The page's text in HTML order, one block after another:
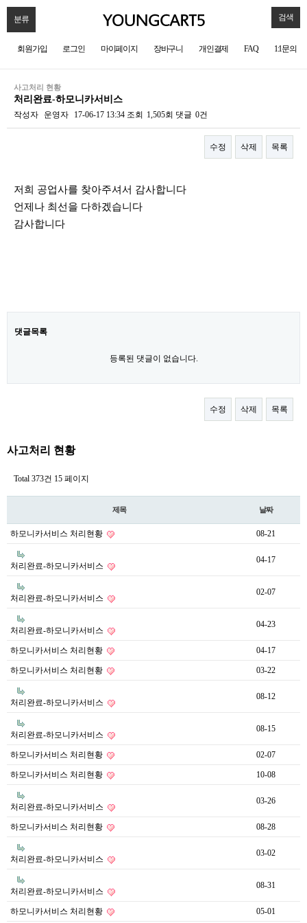
분류 검색
회원가입 로그인 마이페이지 장바구니 개인결제 FAQ 1:1문의
사고처리 현황
처리완료-하모니카서비스
작성자 운영자 17-06-17 13:34 조회 1,505회 댓글 0건
수정 삭제 목록
저희 공업사를 찾아주셔서 감사합니다
언제나 최선을 다하겠습니다
감사합니다
댓글목록
등록된 댓글이 없습니다.
수정 삭제 목록
사고처리 현황
Total 373건 15 페이지
제목 날짜
하모니카서비스 처리현황 08-21
처리완료-하모니카서비스
04-17
처리완료-하모니카서비스
02-07
처리완료-하모니카서비스
04-23
하모니카서비스 처리현황 04-17
하모니카서비스 처리현황 03-22
처리완료-하모니카서비스
08-12
처리완료-하모니카서비스
08-15
하모니카서비스 처리현황 02-07
하모니카서비스 처리현황 10-08
처리완료-하모니카서비스
03-26
하모니카서비스 처리현황 08-28
처리완료-하모니카서비스
03-02
처리완료-하모니카서비스
08-31
하모니카서비스 처리현황 05-01